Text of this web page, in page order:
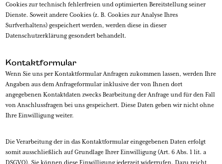
Cookies zur technisch fehlerfreien und optimierten Bereitstellung seiner
Dienste. Soweit andere Cookies (z. B. Cookies zur Analyse Ihres
Surfverhaltens) gespeichert werden, werden diese in dieser
Datenschutzerklärung gesondert behandelt.
Kontaktformular
Wenn Sie uns per Kontaktformular Anfragen zukommen lassen, werden Ihre
Angaben aus dem Anfrageformular inklusive der von Ihnen dort
angegebenen Kontaktdaten zwecks Bearbeitung der Anfrage und für den Fall
von Anschlussfragen bei uns gespeichert. Diese Daten geben wir nicht ohne
Ihre Einwilligung weiter.
Die Verarbeitung der in das Kontaktformular eingegebenen Daten erfolgt
somit ausschließlich auf Grundlage Ihrer Einwilligung (Art. 6 Abs. 1 lit. a